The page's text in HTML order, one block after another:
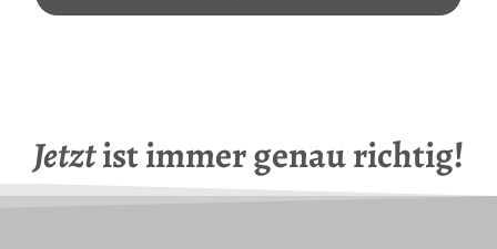
Jetztist immer genau richtig!